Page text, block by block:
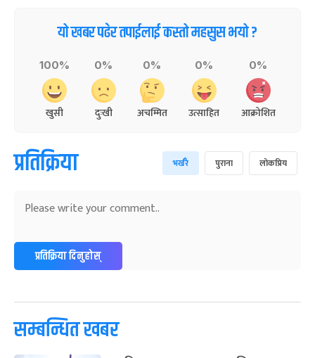
यो खबर पढेर तपाईलाई कस्तो महसुस भयो ?
100%
खुसी
0%
दुःखी
0%
अचम्मित
0%
उत्साहित
0%
आक्रोशित
प्रतिक्रिया भर्खरै पुराना लोकप्रिय
प्रतिक्रिया दिनुहोस्
सम्बन्धित खबर